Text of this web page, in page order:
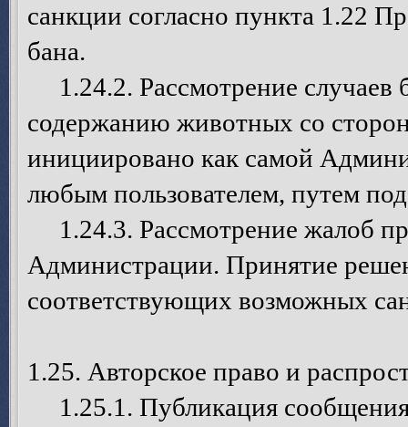
санкции согласно пункта 1.22
бана.
1.24.2. Рассмотрение случаев
содержанию животных со
инициировано как самой
любым пользователем, путем
1.24.3. Рассмотрение жалоб
Администрации. Принятие
соответствующих возможных
1.25. Авторское право и
1.25.1. Публикация сообщения